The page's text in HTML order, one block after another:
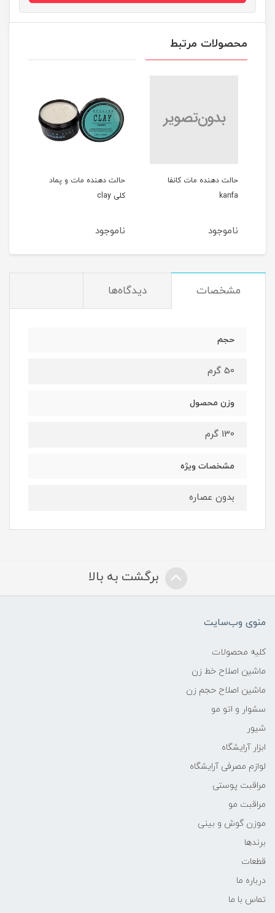
محصولات مرتبط
حالت دهنده مات کانفا
kanfa
ناموجود
حالت دهنده مات و پماد
کلی clay
ناموجود
مشخصات دیدگاه‌ها
حجم
50 گرم
وزن محصول
130 گرم
مشخصات ویژه
بدون عصاره
برگشت به بالا
منوی وب‌سایت
کلیه محصولات
ماشین اصلاح خط زن
ماشین اصلاح حجم زن
سشوار و اتو مو
شیور
ابزار آرایشگاه
لوازم مصرفی آرایشگاه
مراقبت پوستی
مراقبت مو
موزن گوش و بینی
برندها
قطعات
درباره ما
تماس با ما